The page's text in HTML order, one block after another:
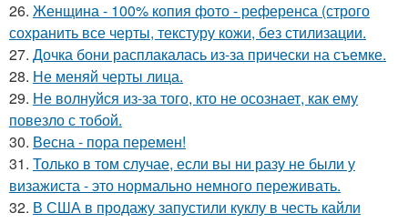
26. Женщина - 100% копия фото - референса (строго
сохранить все черты, текстуру кожи, без стилизации.
27. Дочка бони расплакалась из-за прически на съемке.
28. Не меняй черты лица.
29. Не волнуйся из-за того, кто не осознает, как ему
повезло с тобой.
30. Весна - пора перемен!
31. Только в том случае, если вы ни разу не были у
визажиста - это нормально немного переживать.
32. В США в продажу запустили куклу в честь кайли